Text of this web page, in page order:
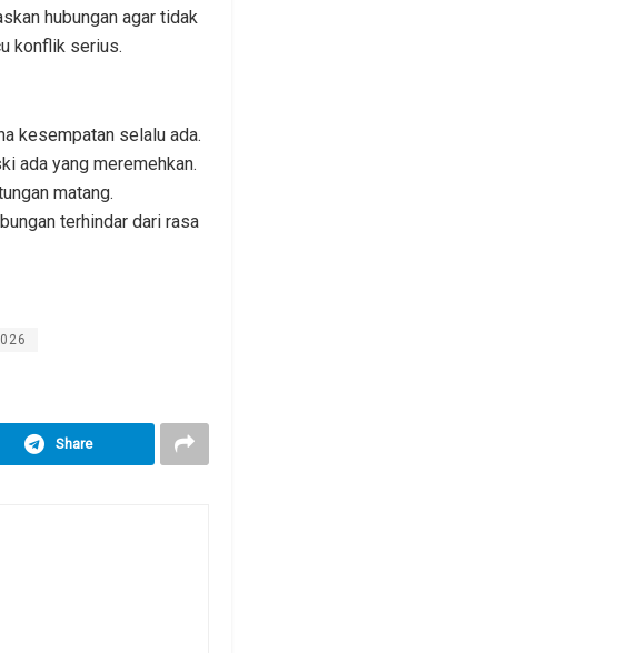
hubungan agar tidak
konflik serius.
kesempatan selalu ada.
ada yang meremehkan.
matang.
terhindar dari rasa
Share